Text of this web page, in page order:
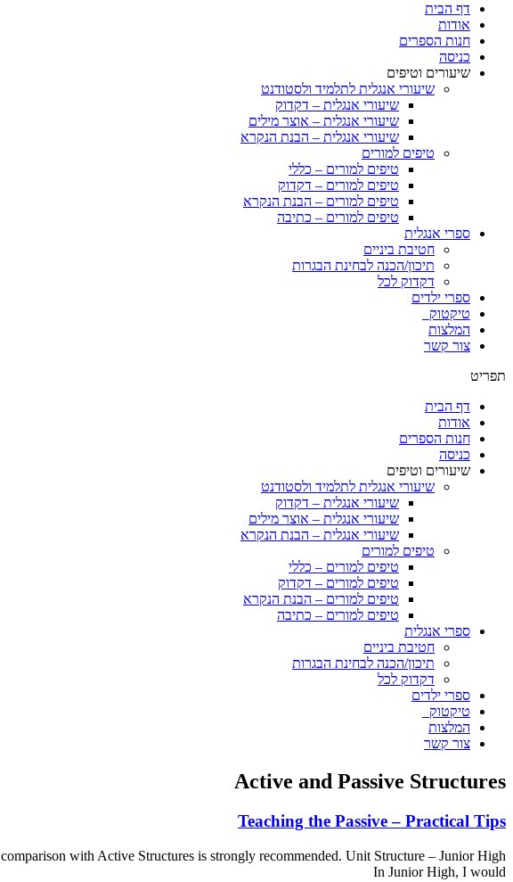
דף הבית
אודות
חנות הספרים
כניסה
שיעורים וטיפים
שיעורי אנגלית לתלמיד ולסטודנט
שיעורי אנגלית – דקדוק
שיעורי אנגלית – אוצר מילים
שיעורי אנגלית – הבנת הנקרא
טיפים למורים
טיפים למורים – כללי
טיפים למורים – דקדוק
טיפים למורים – הבנת הנקרא
טיפים למורים – כתיבה
ספרי אנגלית
חטיבת ביניים
תיכון/הכנה לבחינת הבגרות
דקדוק לכל
ספרי ילדים
טיקטוק
המלצות
צור קשר
תפריט
דף הבית
אודות
חנות הספרים
כניסה
שיעורים וטיפים
שיעורי אנגלית לתלמיד ולסטודנט
שיעורי אנגלית – דקדוק
שיעורי אנגלית – אוצר מילים
שיעורי אנגלית – הבנת הנקרא
טיפים למורים
טיפים למורים – כללי
טיפים למורים – דקדוק
טיפים למורים – הבנת הנקרא
טיפים למורים – כתיבה
ספרי אנגלית
חטיבת ביניים
תיכון/הכנה לבחינת הבגרות
דקדוק לכל
ספרי ילדים
טיקטוק
המלצות
צור קשר
Active and Passive Structures
Teaching the Passive – Practical Tips
with Active Structures is strongly recommended. Unit Structure – Junior High
In Junior High, I would